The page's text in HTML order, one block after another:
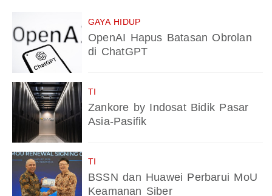
GAYA HIDUP
OpenAI Hapus Batasan Obrolan
di ChatGPT
TI
Zankore by Indosat Bidik Pasar
Asia-Pasifik
TI
BSSN dan Huawei Perbarui MoU
Keamanan Siber